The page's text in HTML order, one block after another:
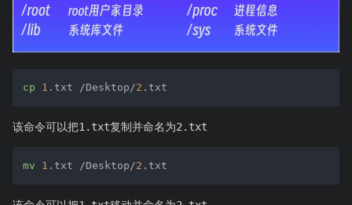
cp 1 .txt /Desktop/2 .txt
该命令可以把1.txt复制并命名为2.txt
mv 1 .txt /Desktop/2 .txt